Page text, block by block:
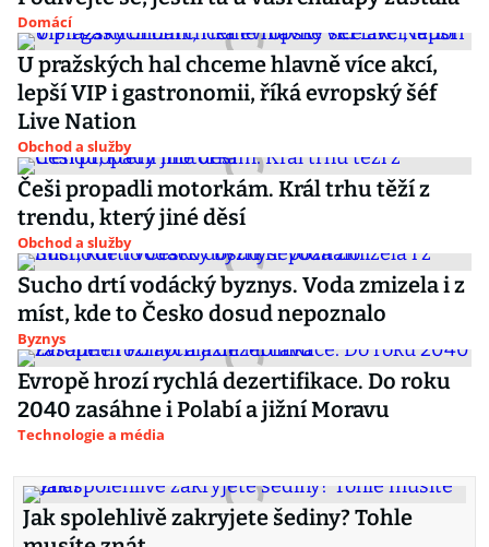
Domácí
U pražských hal chceme hlavně více akcí,
lepší VIP i gastronomii, říká evropský šéf
Live Nation
Obchod a služby
Češi propadli motorkám. Král trhu těží z
trendu, který jiné děsí
Obchod a služby
Sucho drtí vodácký byznys. Voda zmizela i z
míst, kde to Česko dosud nepoznalo
Byznys
Evropě hrozí rychlá dezertifikace. Do roku
2040 zasáhne i Polabí a jižní Moravu
Technologie a média
Jak spolehlivě zakryjete šediny? Tohle